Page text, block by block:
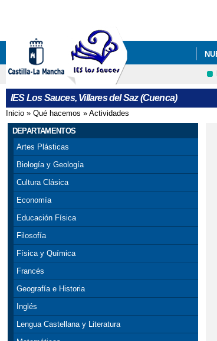
IES Los Sauces, Villares del Saz (Cuenca)
Se encuentra usted aquí
Inicio » Qué hacemos » Actividades
DEPARTAMENTOS
Artes Plásticas
Biología y Geología
Cultura Clásica
Economía
Educación Física
Filosofía
Física y Química
Francés
Geografía e Historia
Inglés
Lengua Castellana y Literatura